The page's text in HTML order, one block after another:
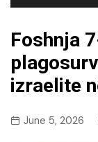
Foshnja
izraelite
June 5, 2026